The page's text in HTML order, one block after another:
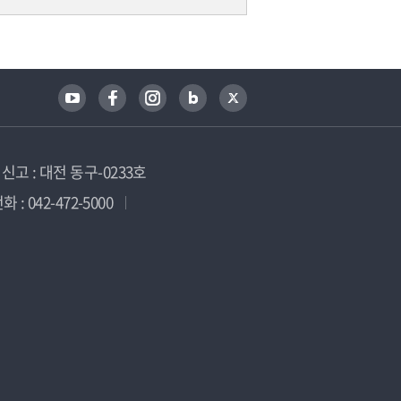
고 : 대전 동구-0233호
: 042-472-5000